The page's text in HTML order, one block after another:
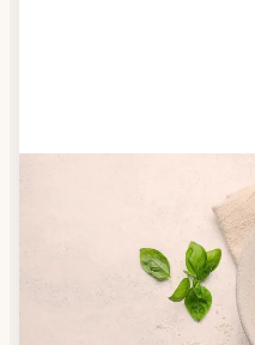
Anbieter finden
Nutzen Sie unsere
um herauszufinden,
Region gibt und